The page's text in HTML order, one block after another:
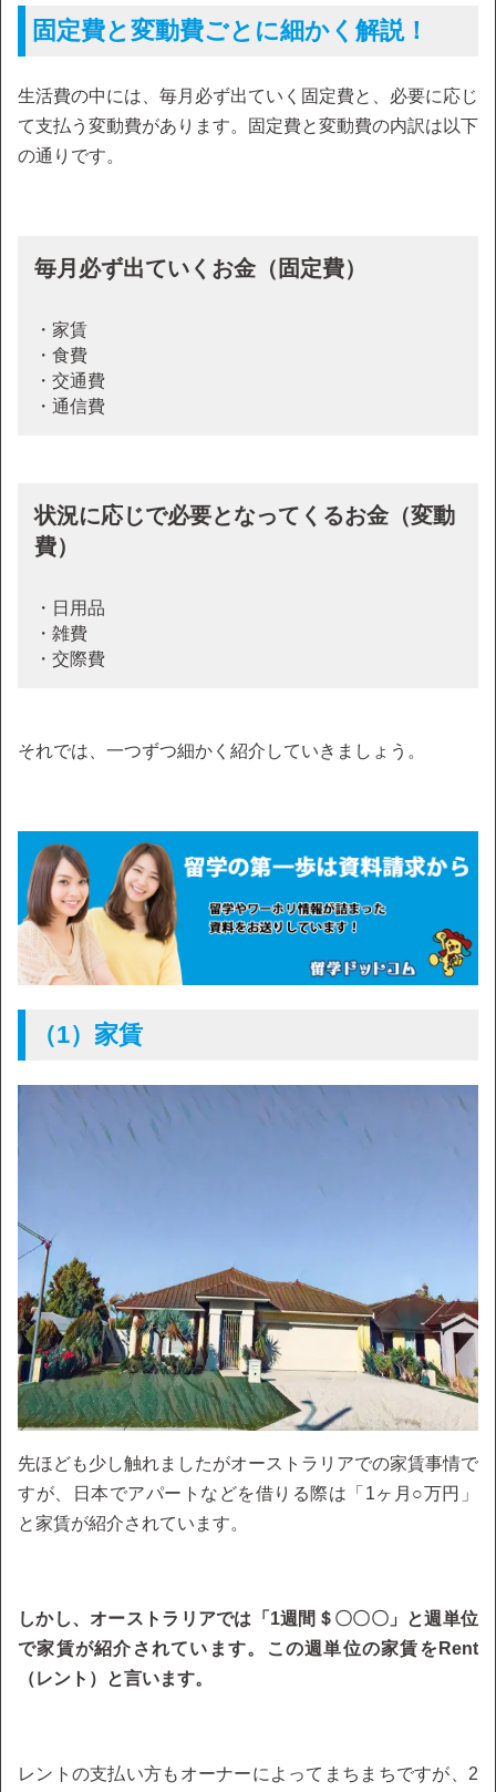
固定費と変動費ごとに細かく解説！
生活費の中には、毎月必ず出ていく固定費と、必要に応じ
て支払う変動費があります。固定費と変動費の内訳は以下
の通りです。
毎月必ず出ていくお金（固定費）
・家賃
・食費
・交通費
・通信費
状況に応じで必要となってくるお金（変動
費）
・日用品
・雑費
・交際費
それでは、一つずつ細かく紹介していきましょう。
（1）家賃
先ほども少し触れましたがオーストラリアでの家賃事情で
すが、日本でアパートなどを借りる際は「1ヶ月○万円」
と家賃が紹介されています。
しかし、オーストラリアでは「1週間＄〇〇〇」と週単位
で家賃が紹介されています。この週単位の家賃をRent
（レント）と言います。
レントの支払い方もオーナーによってまちまちですが、2